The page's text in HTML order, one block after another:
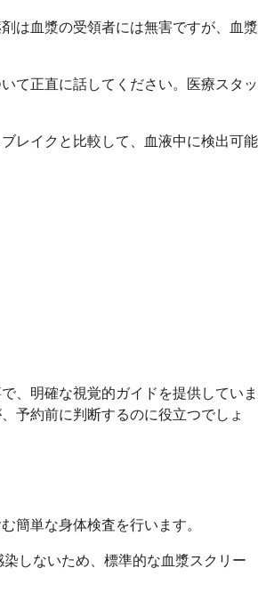
は血漿の受領者には無害ですが、血漿
て正直に話してください。医療スタッ
レイクと比較して、血液中に検出可能
、明確な視覚的ガイドを提供していま
予約前に判断するのに役立つでしょ
簡単な身体検査を行います。
しないため、標準的な血漿スクリー